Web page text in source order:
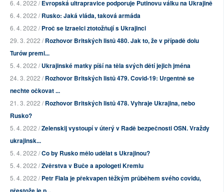
6. 4. 2022 /Evropská ultrapravice podporuje Putinovu válku na Ukrajině
6. 4. 2022 /Rusko: Jaká vláda, taková armáda
6. 4. 2022 /Proč se Izraelci ztotožňují s Ukrajinci
29. 3. 2022 /Rozhovor Britských listů 480. Jak to, že v případě dolu
Turów premi...
5. 4. 2022 /Ukrajinské matky píší na těla svých dětí jejich jména
24. 3. 2022 /Rozhovor Britských listů 479. Covid-19: Urgentně se
nechte očkovat ...
21. 3. 2022 /Rozhovor Britských listů 478. Vyhraje Ukrajina, nebo
Rusko?
5. 4. 2022 /Zelenskij vystoupí v úterý v Radě bezpečnosti OSN. Vraždy
ukrajinsk...
5. 4. 2022 /Co by Rusko mělo udělat s Ukrajinou?
5. 4. 2022 /Zvěrstva v Buče a apologeti Kremlu
5. 4. 2022 /Petr Fiala je překvapen těžkým průběhem svého covidu,